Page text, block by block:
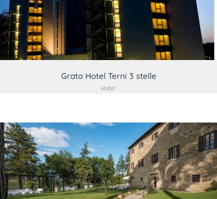
VEDI DETTAGLIO
Grato Hotel Terni 3 stelle
Hotel
VEDI DETTAGLIO